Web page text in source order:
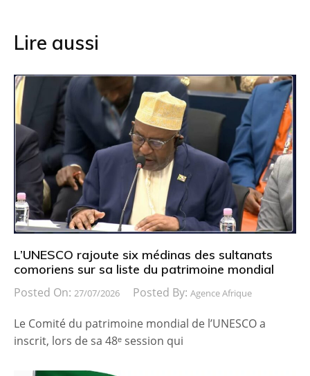
Lire aussi
L’UNESCO rajoute six médinas des sultanats
comoriens sur sa liste du patrimoine mondial
Posted On: 27/07/2026 Posted By: Agence Afrique
Le Comité du patrimoine mondial de l’UNESCO a
inscrit, lors de sa 48ᵉ session qui